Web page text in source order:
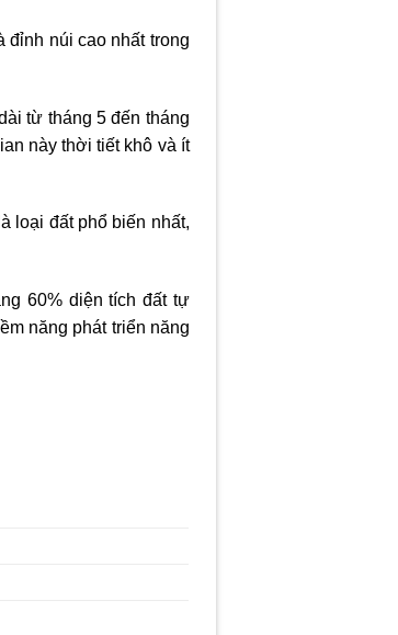
đỉnh núi cao nhất trong
từ tháng 5 đến tháng
này thời tiết khô và ít
loại đất phổ biến nhất,
60% diện tích đất tự
năng phát triển năng